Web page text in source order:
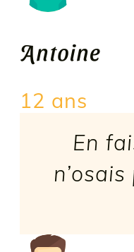
Antoine
12 ans
En